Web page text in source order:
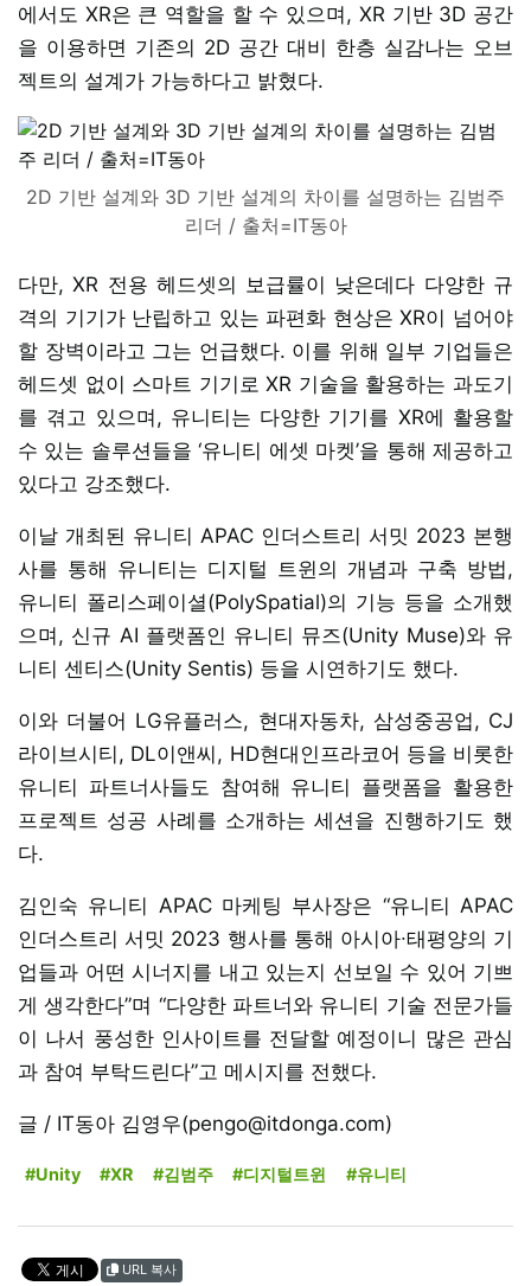
에서도 XR은 큰 역할을 할 수 있으며, XR 기반 3D 공간
을 이용하면 기존의 2D 공간 대비 한층 실감나는 오브
젝트의 설계가 가능하다고 밝혔다.
2D 기반 설계와 3D 기반 설계의 차이를 설명하는 김범주
리더 / 출처=IT동아
다만, XR 전용 헤드셋의 보급률이 낮은데다 다양한 규
격의 기기가 난립하고 있는 파편화 현상은 XR이 넘어야
할 장벽이라고 그는 언급했다. 이를 위해 일부 기업들은
헤드셋 없이 스마트 기기로 XR 기술을 활용하는 과도기
를 겪고 있으며, 유니티는 다양한 기기를 XR에 활용할
수 있는 솔루션들을 ‘유니티 에셋 마켓’을 통해 제공하고
있다고 강조했다.
이날 개최된 유니티 APAC 인더스트리 서밋 2023 본행
사를 통해 유니티는 디지털 트윈의 개념과 구축 방법,
유니티 폴리스페이셜(PolySpatial)의 기능 등을 소개했
으며, 신규 AI 플랫폼인 유니티 뮤즈(Unity Muse)와 유
니티 센티스(Unity Sentis) 등을 시연하기도 했다.
이와 더불어 LG유플러스, 현대자동차, 삼성중공업, CJ
라이브시티, DL이앤씨, HD현대인프라코어 등을 비롯한
유니티 파트너사들도 참여해 유니티 플랫폼을 활용한
프로젝트 성공 사례를 소개하는 세션을 진행하기도 했
다.
김인숙 유니티 APAC 마케팅 부사장은 “유니티 APAC
인더스트리 서밋 2023 행사를 통해 아시아∙태평양의 기
업들과 어떤 시너지를 내고 있는지 선보일 수 있어 기쁘
게 생각한다”며 “다양한 파트너와 유니티 기술 전문가들
이 나서 풍성한 인사이트를 전달할 예정이니 많은 관심
과 참여 부탁드린다”고 메시지를 전했다.
글 / IT동아 김영우(pengo@itdonga.com)
#Unity #XR #김범주 #디지털트윈 #유니티
URL 복사